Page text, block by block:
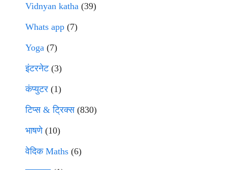
Vidnyan katha (39)
Whats app (7)
Yoga (7)
इंटरनेट(3)
कंप्युटर (1)
टिप्स & ट्रिक्स(830)
भाषणे(10)
वेदिक Maths (6)